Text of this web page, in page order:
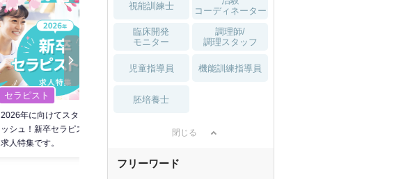
セラピスト
2026年に向けてスタートダ
ッシュ！新卒セラピスト向け
求人特集です。
セラピスト
に増加傾向の「介護施設」求
視能訓練士
コーディネーター
臨床開発
モニター
調理師/
調理スタッフ
児童指導員 機能訓練指導員
胚培養士
閉じる
フリーワード